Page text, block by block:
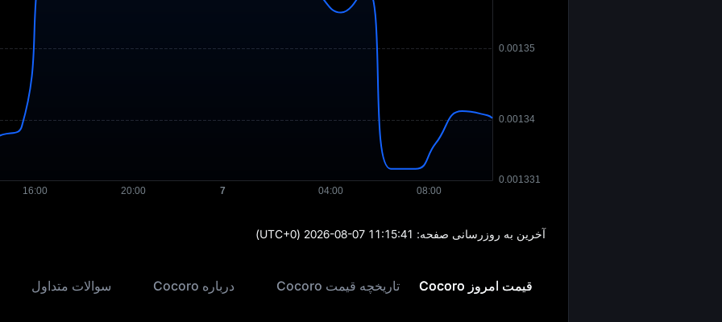
آخرین به‌ روزرسانی صفحه: 2026-08-07 11:15:41
(UTC+0)
قیمت امروز Cocoro تاریخچه قیمت Cocoro درباره Cocoro سوالات متداول